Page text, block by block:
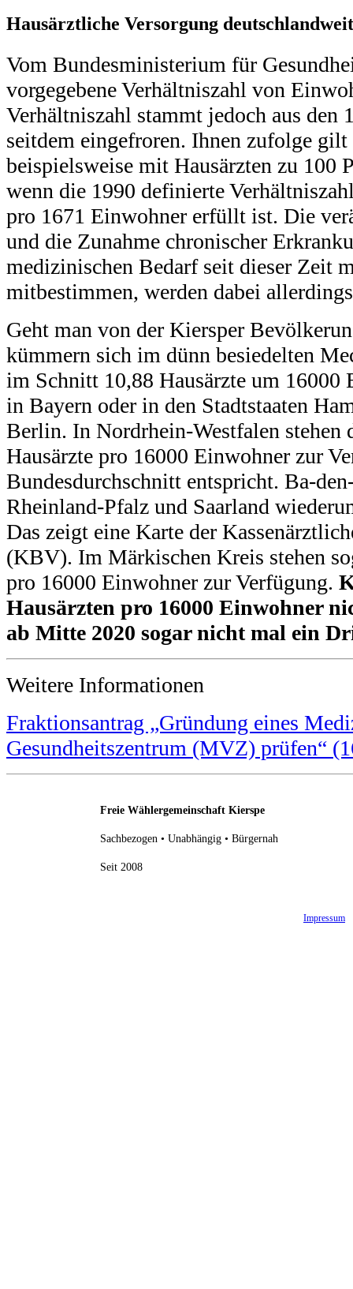
Hausärztliche Versorgung deutschlandweit
Vom Bundesministerium für
vorgegebene Verhältniszahl von
Verhältniszahl stammt jedoch aus den
seitdem eingefroren. Ihnen zufolge
beispielsweise mit Hausärzten zu 100
wenn die 1990 definierte
pro 1671 Einwohner erfüllt ist. Die
und die Zunahme chronischer
medizinischen Bedarf seit dieser Zeit
mitbestimmen, werden dabei
Geht man von der Kiersper
kümmern sich im dünn besiedelten
im Schnitt 10,88 Hausärzte um 16000
in Bayern oder in den Stadtstaaten
Berlin. In Nordrhein-Westfalen stehen
Hausärzte pro 16000 Einwohner zur
Bundesdurchschnitt entspricht. Ba-
Rheinland-Pfalz und Saarland
Das zeigt eine Karte der
(KBV). Im Märkischen Kreis stehen
pro 16000 Einwohner zur Verfügung.
Hausärzten pro 16000 Einwohner
ab Mitte 2020 sogar nicht mal ein
Weitere Informationen
Fraktionsantrag „Gründung eines
Gesundheitszentrum (MVZ) prüfen“
Freie Wählergemeinschaft Kierspe
Sachbezogen • Unabhängig • Bürgernah
Seit 2008
Impressum